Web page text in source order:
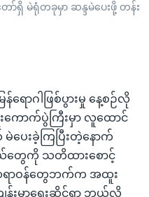
ရှိ မဲရုံတခုမှာ ဆန္ဒမဲပေးဖို့ တန်း
ရောဂါဖြစ်ပွားမှု နေ့စဉ်လို
းကောက်ပွဲကြီးမှာ လူထောင်
ေးခဲ့ကြပြီးတဲ့နောက်
တွေကို သတိထားစောင့်
ရာဝန်တွေဘက်က အထူး
းမာရေးဆိုင်ရာ ဘယ်လို